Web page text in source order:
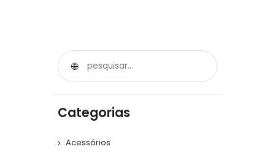
Categorias
Acessórios